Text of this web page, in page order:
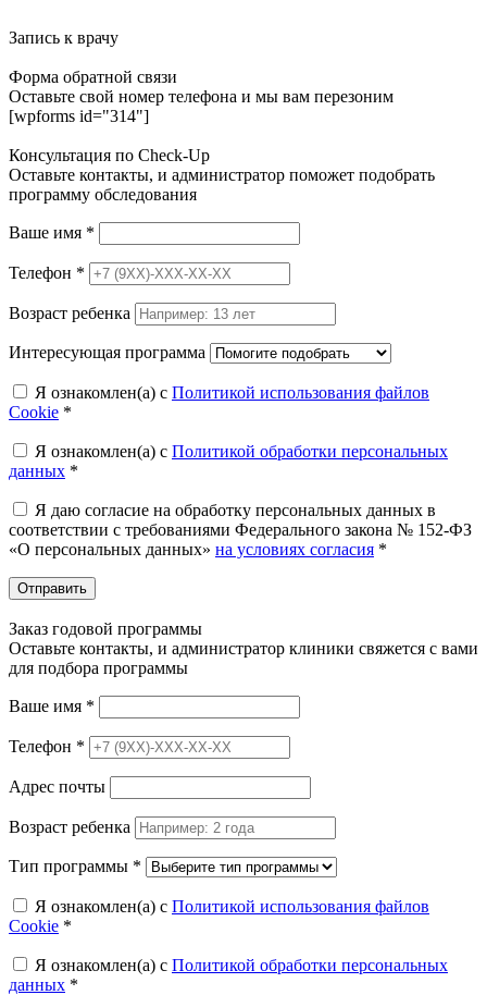
Запись к врачу
Форма обратной связи
Оставьте свой номер телефона и мы вам перезоним
[wpforms id="314"]
Консультация по Check-Up
Оставьте контакты, и администратор поможет подобрать
программу обследования
Ваше имя *
Телефон *
Возраст ребенка
Интересующая программа
Я ознакомлен(а) с Политикой использования файлов
Cookie *
Я ознакомлен(а) с Политикой обработки персональных
данных *
Я даю согласие на обработку персональных данных в
соответствии с требованиями Федерального закона № 152-ФЗ
«О персональных данных» на условиях согласия *
Отправить
Заказ годовой программы
Оставьте контакты, и администратор клиники свяжется с вами
для подбора программы
Ваше имя *
Телефон *
Адрес почты
Возраст ребенка
Тип программы *
Я ознакомлен(а) с Политикой использования файлов
Cookie *
Я ознакомлен(а) с Политикой обработки персональных
данных *